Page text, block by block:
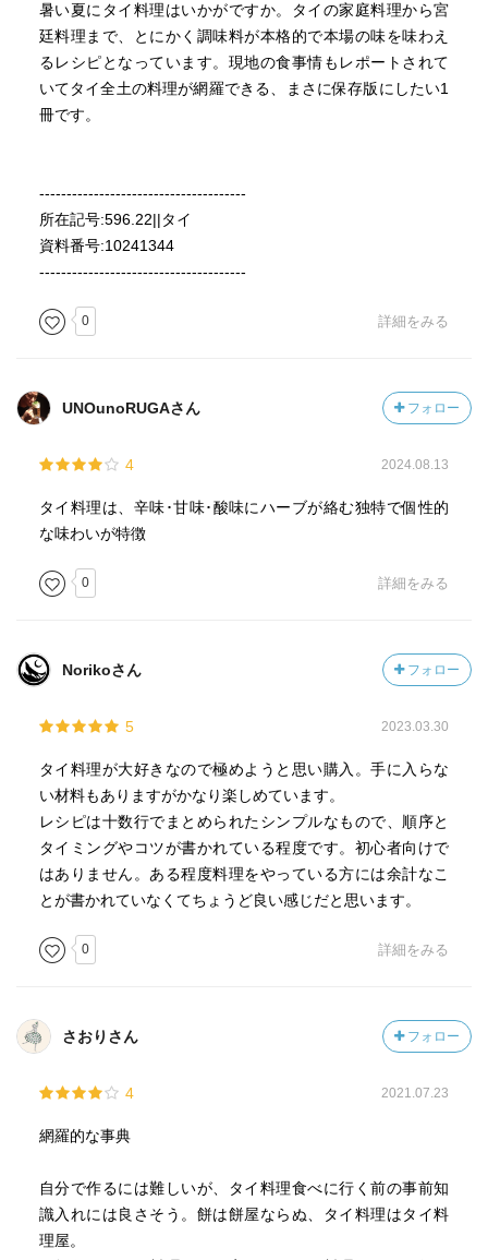
暑い夏にタイ料理はいかがですか。タイの家庭料理から宮
廷料理まで、とにかく調味料が本格的で本場の味を味わえ
るレシピとなっています。現地の食事情もレポートされて
いてタイ全土の料理が網羅できる、まさに保存版にしたい1
冊です。
--------------------------------------
所在記号:596.22||タイ
資料番号:10241344
--------------------------------------
0 詳細をみる
UNOunoRUGAさん フォロー
4 2024.08.13
タイ料理は、辛味･甘味･酸味にハーブが絡む独特で個性的
な味わいが特徴
0 詳細をみる
Norikoさん フォロー
5 2023.03.30
タイ料理が大好きなので極めようと思い購入。手に入らな
い材料もありますがかなり楽しめています。
レシピは十数行でまとめられたシンプルなもので、順序と
タイミングやコツが書かれている程度です。初心者向けで
はありません。ある程度料理をやっている方には余計なこ
とが書かれていなくてちょうど良い感じだと思います。
0 詳細をみる
さおりさん フォロー
4 2021.07.23
網羅的な事典
自分で作るには難しいが、タイ料理食べに行く前の事前知
識入れには良さそう。餅は餅屋ならぬ、タイ料理はタイ料
理屋。